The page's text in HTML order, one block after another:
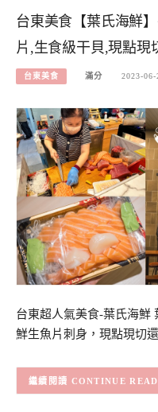
台東美食【葉氏海鮮
片,生食級干貝,現點現
台東美食 滿分 2023-06-
台東超人氣美食-葉氏海鮮
鮮生魚片刺身，現點現切
CONTINUE